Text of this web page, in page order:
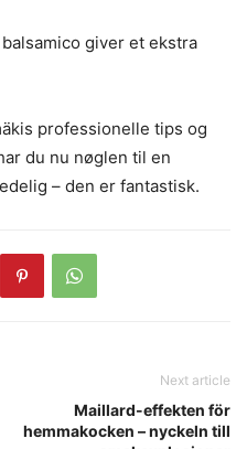
giver et ekstra
professionelle tips og
du nu nøglen til en
– den er fantastisk.
Next article
Maillard-effekten för
hemmakocken – nyckeln till